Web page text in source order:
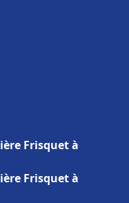
Frisquet à
Frisquet à